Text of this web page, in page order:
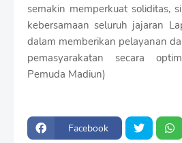
semakin memperkuat soliditas,
kebersamaan seluruh jajaran
dalam memberikan pelayanan
pemasyarakatan secara
Pemuda Madiun)
Facebook